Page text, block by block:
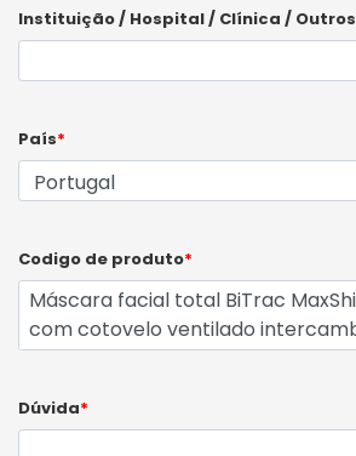
Instituição / Hospital / Clínica / Outros
País*
Codigo de produto*
Dúvida*